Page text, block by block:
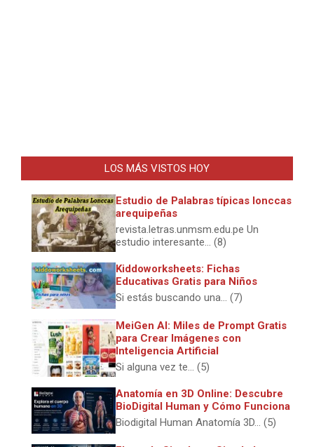
LOS MÁS VISTOS HOY
Estudio de Palabras típicas lonccas
arequipeñas
revista.letras.unmsm.edu.pe Un
estudio interesante... (8)
Kiddoworksheets: Fichas
Educativas Gratis para Niños
Si estás buscando una... (7)
MeiGen AI: Miles de Prompt Gratis
para Crear Imágenes con
Inteligencia Artificial
Si alguna vez te... (5)
Anatomía en 3D Online: Descubre
BioDigital Human y Cómo Funciona
Biodigital Human Anatomía 3D... (5)